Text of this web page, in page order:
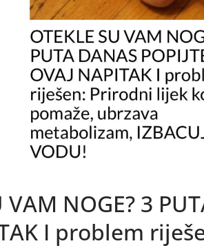
VAM NOGE? 3
I problem